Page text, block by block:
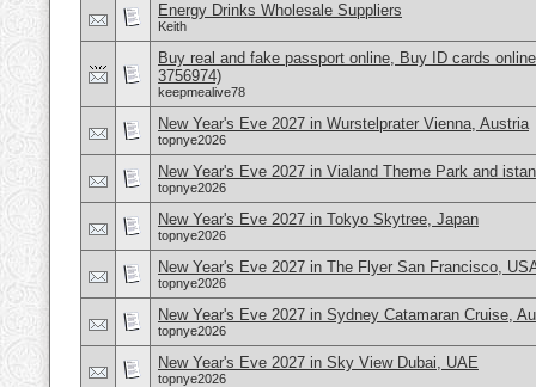
Energy Drinks Wholesale Suppliers
Keith
Buy real and fake passport online, Buy ID cards
3756974)
keepmealive78
New Year's Eve 2027 in Wurstelprater Vienna, Austria
topnye2026
New Year's Eve 2027 in Vialand Theme Park and
topnye2026
New Year's Eve 2027 in Tokyo Skytree, Japan
topnye2026
New Year's Eve 2027 in The Flyer San Francisco,
topnye2026
New Year's Eve 2027 in Sydney Catamaran Cruise,
topnye2026
New Year's Eve 2027 in Sky View Dubai, UAE
topnye2026